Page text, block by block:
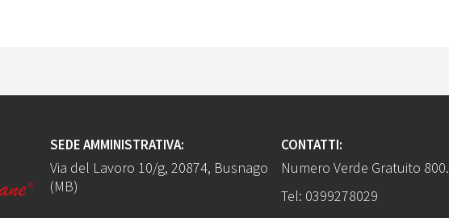
SEDE AMMINISTRATIVA:
Via del Lavoro 10/g, 20874, Busnago
(MB)
CONTATTI:
Numero Verde Gratuito
Tel: 0399278029